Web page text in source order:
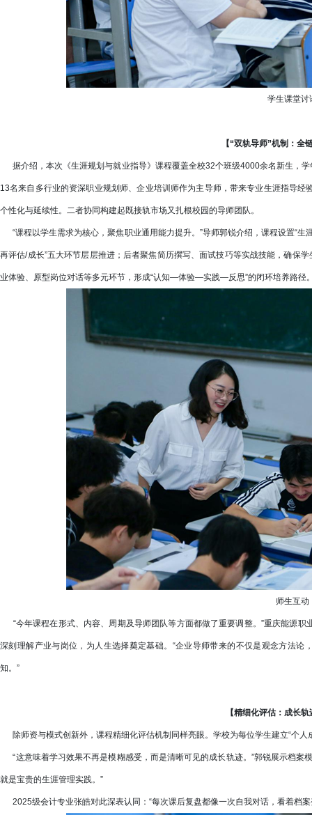
学生课堂讨
【“双轨导师”机制：全
据介绍，本次《生涯规划与就业指导》课程覆盖全校32个班级4000余名新生，
13名来自多行业的资深职业规划师、企业培训师作为主导师，带来专业生涯指导
个性化与延续性。二者协同构建起既接轨市场又扎根校园的导师团队。
“课程以学生需求为核心，聚焦职业通用能力提升。”导师郭锐介绍，课程设置“生
再评估/成长”五大环节层层推进；后者聚焦简历撰写、面试技巧等实战技能，确保
业体验、原型岗位对话等多元环节，形成“认知—体验—实践—反思”的闭环培养路径
师生互动
“今年课程在形式、内容、周期及导师团队等方面都做了重要调整。”重庆能源
深刻理解产业与岗位，为人生选择奠定基础。“企业导师带来的不仅是观念方法论
知。”
【精细化评估：成长
除师资与模式创新外，课程精细化评估机制同样亮眼。学校为每位学生建立“个人
“这意味着学习效果不再是模糊感受，而是清晰可见的成长轨迹。”郭锐展示档案
就是宝贵的生涯管理实践。”
2025级会计专业张皓对此深表认同：“每次课后复盘都像一次自我对话，看着档